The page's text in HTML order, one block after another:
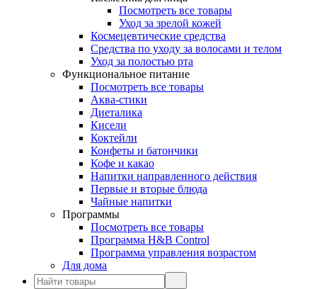
Посмотреть все товары
Уход за зрелой кожей
Космецевтические средства
Средства по уходу за волосами и телом
Уход за полостью рта
Функциональное питание
Посмотреть все товары
Аква-стики
Диеталика
Кисели
Коктейли
Конфеты и батончики
Кофе и какао
Напитки направленного действия
Первые и вторые блюда
Чайные напитки
Программы
Посмотреть все товары
Программа H&B Control
Программа управления возрастом
Для дома